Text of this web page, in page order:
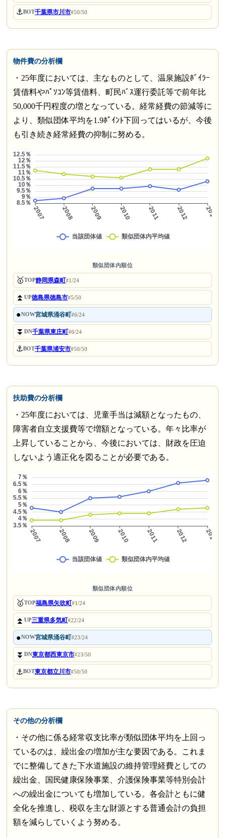
⚓BOT千葉県市川市#50/50
物件費の分析欄
・25年度においては、主なものとして、温泉施設ﾎﾞｲﾗｰ
賃借料やﾊﾟｿｺﾝ等賃借料、町民ﾊﾞｽ運行委託等で前年比
50,000千円程度の増となっている。経常経費の節減等に
より、類似団体平均を1.9ﾎﾟｲﾝﾄ下回ってはいるが、今後
も引き続き経常経費の抑制に努める。
類似団体内順位
🥇TOP静岡県森町#1/24
⏫UP徳島県徳島市#5/50
●NOW宮城県涌谷町#6/24
⏬DN千葉県東庄町#6/24
⚓BOT千葉県浦安市#50/50
扶助費の分析欄
・25年度においては、児童手当は減額となったもの、
障害者自立支援費等で増額となっている。年々比率が
上昇していることから、今後においては、財政を圧迫
しないよう適正化を図ることが必要である。
類似団体内順位
🥇TOP福島県矢吹町#1/24
⏫UP三重県多気町#22/24
●NOW宮城県涌谷町#23/24
⏬DN東京都西東京市#23/50
⚓BOT東京都立川市#50/50
その他の分析欄
・その他に係る経常収支比率が類似団体平均を上回っ
ているのは、繰出金の増加が主な要因である。これま
でに整備してきた下水道施設の維持管理経費としての
繰出金、国民健康保険事業、介護保険事業等特別会計
への繰出金についても増加している。各会計ともに健
全化を推進し、税収を主な財源とする普通会計の負担
額を減らしていくよう努める。